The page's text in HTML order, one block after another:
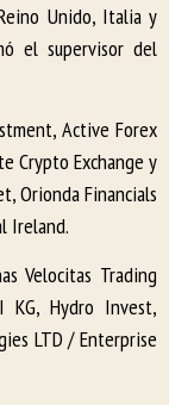
Unido, Italia y
el supervisor del
Active Forex
Crypto Exchange y
Orionda Financials
Ireland.
Velocitas Trading
KG, Hydro Invest,
LTD / Enterprise